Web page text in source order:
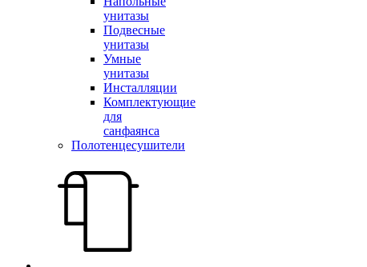
унитазы
Подвесные
унитазы
Умные
унитазы
Инсталляции
Комплектующие
для
санфаянса
Полотенцесушители